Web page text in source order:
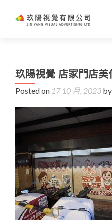
玖陽視覺 店家門店
Posted on 17 10 月, 2023 by